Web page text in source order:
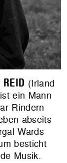
REID (Irland
ein Mann
Rindern
abseits
Wards
besticht
Musik.